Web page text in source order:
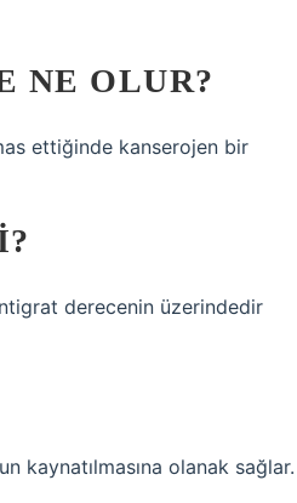
NE OLUR?
ettiğinde kanserojen bir
derecenin üzerindedir
kaynatılmasına olanak sağlar.